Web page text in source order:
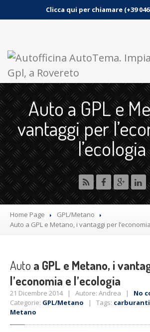
Clicca qui per chiamare (+39
HOME
SERVIZI
GALLERIA
NEWS
CONTATTO
PRENOTA UN
Auto a GPL e
vantaggi per
l’ecologia
Home Page
GPL/Metano
Auto a GPL e Metano, i vantaggi per
Auto a GPL e Metano, i
l’economia e l’ecologia
21 Dicembre 2014 | Autore: Andrea | No
Categorie: GPL/Metano | Tags:
Metano